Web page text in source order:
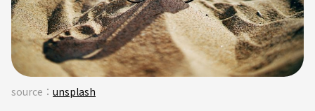
source： unsplash